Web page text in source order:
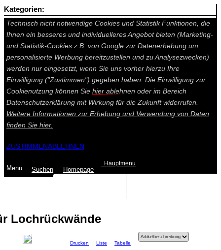
Auf dieser Seite werden technisch notwendige Cookies gesetzt.
Technisch nicht notwendige Cookies und Statistik Funktionen, die
Ihnen ein besseres und individuelleres Angebot bieten (Marketing-
und Statistik-Cookies z.B. von Google zur Datenerhebung um
personalisierte Werbung bereitzustellen und zu Analysezwecken)
werden nur eingesetzt, wenn Sie uns vorher hierzu Ihre
Einwilligung ("Zustimmen") gegeben haben. Die Einwilligung zur
Cookienutzung können Sie hier ablehnen oder im Bereich
Datenschutzerklärung mit Wirkung für die Zukunft widerrufen.
Weitere Informationen zur Erhebung und Verwendung von Daten
finden Sie hier.
ZUSTIMMENABLEHNEN
Menü Suchen Homepage
Hauptmenu
Lochrückwände
Drucken Liste Tabelle
Kategorien: